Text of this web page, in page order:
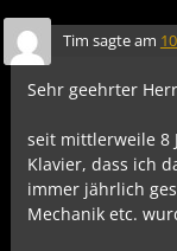
Tim sagte am
Sehr geehrter
seit mittlerweile 8
Klavier, dass ich
immer jährlich
Mechanik etc.